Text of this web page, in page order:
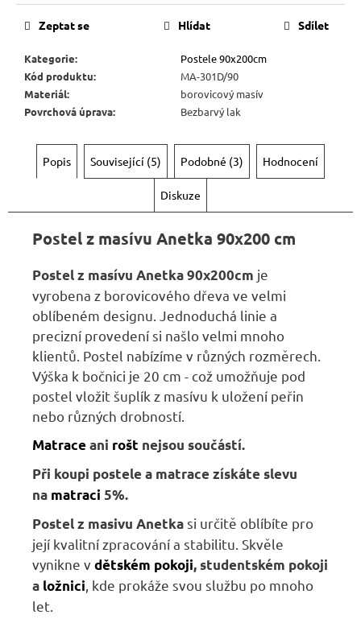
cena:
Kategorie:
Postele 90x200cm
Kód produktu:
MA-301D/90
Materiál:
borovicový masív
Povrchová úprava: Bezbarvý lak
Zeptat se Hlídat Sdílet
Popis Související (5) Podobné (3) Hodnocení
Diskuze
Postel z masívu Anetka 90x200 cm
Postel z masívu Anetka90x200cm je
vyrobena z borovicového dřeva ve velmi
oblíbeném designu. Jednoduchá linie a
precizní provedení si našlo velmi mnoho
klientů. Postel nabízíme v různých rozměrech.
Výška k bočnici je 20 cm - což umožňuje pod
postel vložit šuplík z masívu k uložení peřin
nebo různých drobností.
Matraceani rošt nejsou součástí.
Při koupi postele a matrace získáte slevu
na matraci 5%.
Postel z masivu Anetka si určitě oblíbíte pro
její kvalitní zpracování a stabilitu. Skvěle
vynikne v dětském pokoji, studentském pokoji
a ložnici , kde prokáže svou službu po mnoho
let.
m
RUSTIKÁLNÍ
JÍDELNÍ
STŮL
SWEET
MES1
344
Původně:
160